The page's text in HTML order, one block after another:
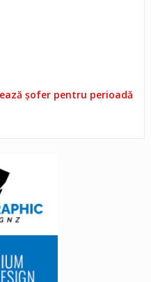
șofer pentru perioadă